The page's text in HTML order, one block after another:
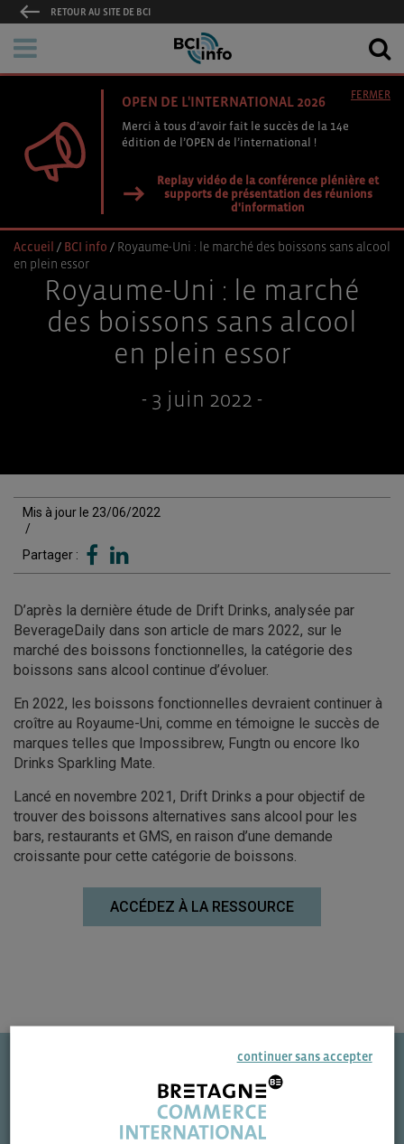
RETOUR AU SITE DE BCI
OPEN DE L'INTERNATIONAL 2026
Merci à tous d’avoir fait le succès de la 14e
édition de l’OPEN de l’international !
Replay vidéo de la conférence plénière et
supports de présentation des réunions
d'information
FERMER
Accueil / BCI info / Royaume-Uni : le marché des boissons sans alcool
en plein essor
Royaume-Uni : le marché
des boissons sans alcool
en plein essor
- 3 juin 2022 -
Mis à jour le 23/06/2022
/
Partager :
D’après la dernière étude de Drift Drinks, analysée par
BeverageDaily dans son article de mars 2022, sur le
marché des boissons fonctionnelles, la catégorie des
boissons sans alcool continue d’évoluer.
En 2022, les boissons fonctionnelles devraient continuer à
croître au Royaume-Uni, comme en témoigne le succès de
marques telles que Impossibrew, Fungtn ou encore Iko
Drinks Sparkling Mate.
Lancé en novembre 2021, Drift Drinks a pour objectif de
trouver des boissons alternatives sans alcool pour les
bars, restaurants et GMS, en raison d’une demande
croissante pour cette catégorie de boissons.
ACCÉDEZ À LA RESSOURCE
Une question ?
VOS CONTACTS
continuer sans accepter